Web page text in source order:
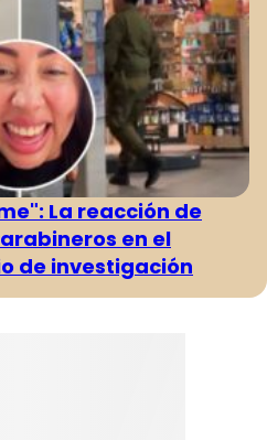
La reacción de
en el
de investigación